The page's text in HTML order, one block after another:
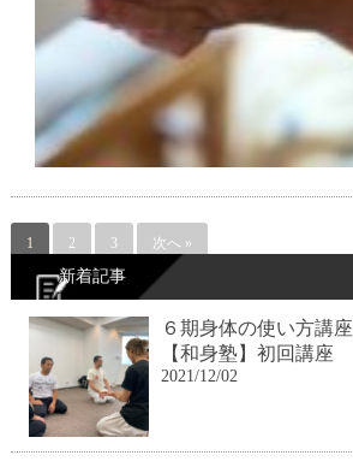
1 2 3 次へ »
新着記事
６期身体の使い方講座
【和身塾】初回講座
2021/12/02